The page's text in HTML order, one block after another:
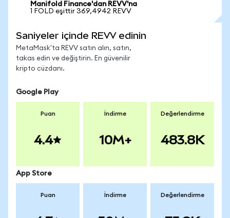
Manifold Finance'dan REVV'na
1 FOLD eşittir 369,4942 REVV
Saniyeler içinde REVV edinin
MetaMask'ta REVV satın alın, satın,
takas edin ve değiştirin. En güvenilir
kripto cüzdanı.
Google Play
Puan
4.4
İndirme
10M+
Değerlendirme
483.8K
App Store
Puan İndirme Değerlendirme